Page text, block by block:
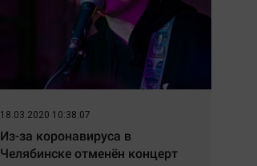
18.03.2020 10:38:07
Из-за коронавируса в
Челябинске отменён концерт